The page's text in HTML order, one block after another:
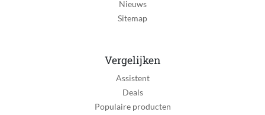
Nieuws
Sitemap
Vergelijken
Assistent
Deals
Populaire producten